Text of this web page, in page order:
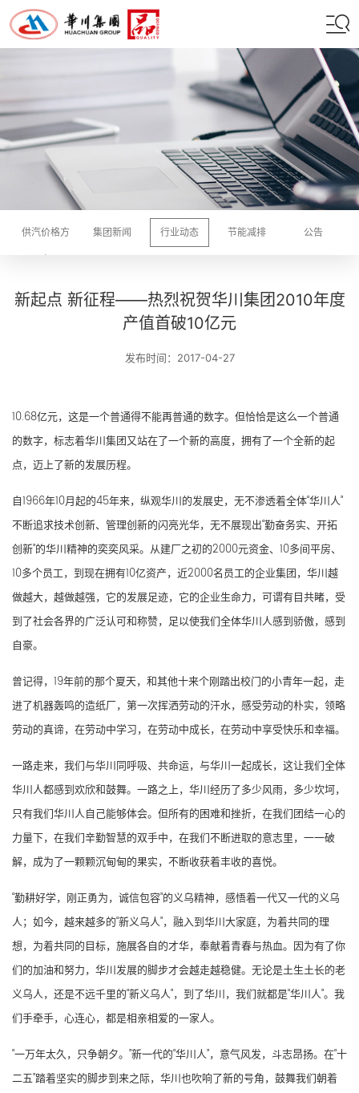
供汽价格方
案
集团新闻 行业动态 节能减排 公告
新起点 新征程——热烈祝贺华川集团2010年度
产值首破10亿元
发布时间：2017-04-27
10.68亿元，这是一个普通得不能再普通的数字。但恰恰是这么一个普通
的数字，标志着华川集团又站在了一个新的高度，拥有了一个全新的起
点，迈上了新的发展历程。
自1966年10月起的45年来，纵观华川的发展史，无不渗透着全体“华川人”
不断追求技术创新、管理创新的闪亮光华，无不展现出“勤奋务实、开拓
创新”的华川精神的奕奕风采。从建厂之初的2000元资金、10多间平房、
10多个员工，到现在拥有10亿资产，近2000名员工的企业集团，华川越
做越大，越做越强，它的发展足迹，它的企业生命力，可谓有目共睹，受
到了社会各界的广泛认可和称赞，足以使我们全体华川人感到骄傲，感到
自豪。
曾记得，19年前的那个夏天，和其他十来个刚踏出校门的小青年一起，走
进了机器轰鸣的造纸厂，第一次挥洒劳动的汗水，感受劳动的朴实，领略
劳动的真谛，在劳动中学习，在劳动中成长，在劳动中享受快乐和幸福。
一路走来，我们与华川同呼吸、共命运，与华川一起成长，这让我们全体
华川人都感到欢欣和鼓舞。一路之上，华川经历了多少风雨，多少坎坷，
只有我们华川人自己能够体会。但所有的困难和挫折，在我们团结一心的
力量下，在我们辛勤智慧的双手中，在我们不断进取的意志里，一一破
解，成为了一颗颗沉甸甸的果实，不断收获着丰收的喜悦。
“勤耕好学，刚正勇为，诚信包容”的义乌精神，感悟着一代又一代的义乌
人；如今，越来越多的“新义乌人”，融入到华川大家庭，为着共同的理
想，为着共同的目标，施展各自的才华，奉献着青春与热血。因为有了你
们的加油和努力，华川发展的脚步才会越走越稳健。无论是土生土长的老
义乌人，还是不远千里的“新义乌人”，到了华川，我们就都是“华川人”。我
们手牵手，心连心，都是相亲相爱的一家人。
“一万年太久，只争朝夕。”新一代的“华川人”，意气风发，斗志昂扬。在“十
二五”踏着坚实的脚步到来之际，华川也吹响了新的号角，鼓舞我们朝着